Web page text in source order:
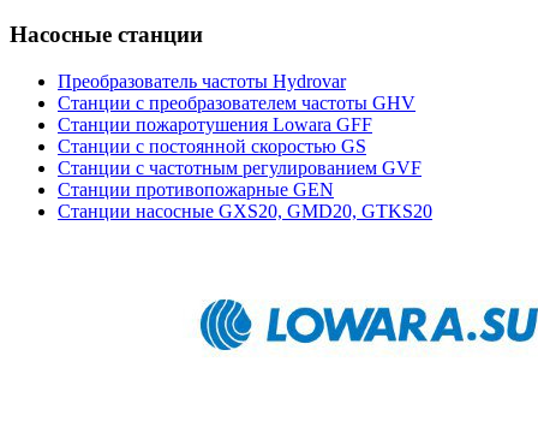
Насосные станции
Преобразователь частоты Hydrovar
Станции с преобразователем частоты GHV
Станции пожаротушения Lowara GFF
Станции с постоянной скоростью GS
Станции с частотным регулированием GVF
Станции противопожарные GEN
Станции насосные GXS20, GMD20, GTKS20